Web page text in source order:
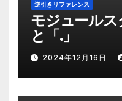
逆引きリファレンス
モジュールス
と「.」
2024年12月16日